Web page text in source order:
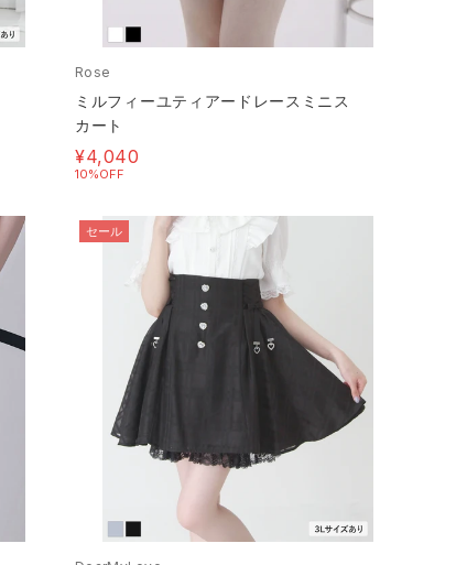
Rose
ミルフィーユティアードレースミニス
カート
¥4,040
10%OFF
セール